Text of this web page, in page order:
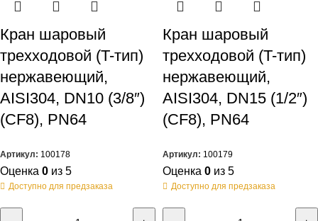
Кран шаровый
трехходовой (T-тип)
нержавеющий,
AISI304, DN10 (3/8″)
(CF8), PN64
Артикул: 100178
Оценка 0 из 5
Доступно для предзаказа
Кран шаровый
трехходовой (T-тип)
нержавеющий,
AISI304, DN15 (1/2″)
(CF8), PN64
Артикул: 100179
Оценка 0 из 5
Доступно для предзаказа